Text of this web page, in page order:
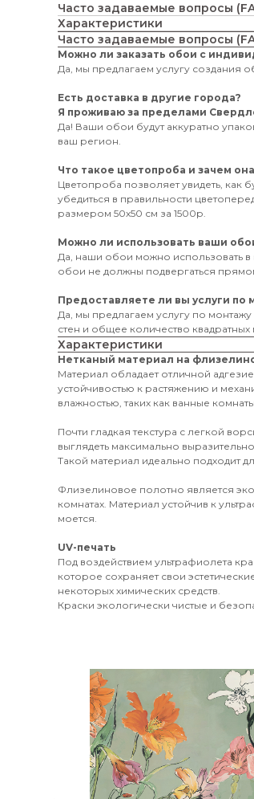
Часто задаваемые вопросы
Характеристики
Часто задаваемые вопросы
Можно ли заказать обои с
Да, мы предлагаем услугу создания
Есть доставка в другие города?
Я проживаю за пределами
Да! Ваши обои будут аккуратно
ваш регион.
Что такое цветопроба и зачем
Цветопроба позволяет увидеть, как
убедиться в правильности
размером 50х50 см за 1500р.
Можно ли использовать ваши
Да, наши обои можно использовать в
обои не должны подвергаться
Предоставляете ли вы услуги по
Да, мы предлагаем услугу по
стен и общее количество квадратных
Характеристики
Нетканый материал на
Материал обладает отличной
устойчивостью к растяжению и
влажностью, таких как ванные
Почти гладкая текстура с легкой
выглядеть максимально
Такой материал идеально подходит
Флизелиновое полотно является
комнатах. Материал устойчив к
моется.
UV-печать
Под воздействием ультрафиолета
которое сохраняет свои
некоторых химических средств.
Краски экологически чистые и